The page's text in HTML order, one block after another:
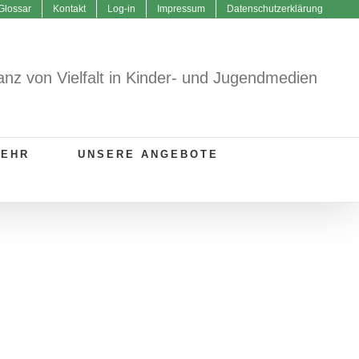
Kontakt Log-in Impressum Datenschutzerklärung
von Vielfalt in Kinder- und Jugendmedien
UNSERE ANGEBOTE